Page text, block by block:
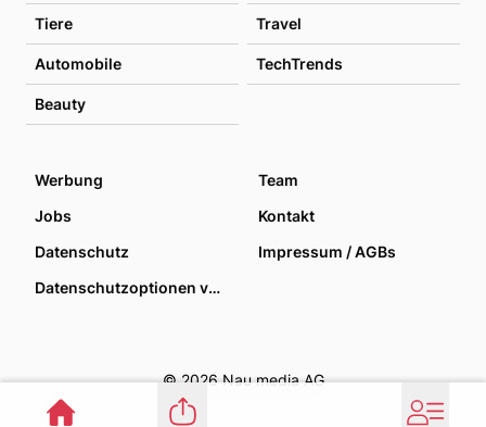
Tiere Travel
Automobile TechTrends
Beauty
Werbung
Team
Jobs
Kontakt
Datenschutz
Impressum / AGBs
Datenschutzoptionen verwalten
© 2026 Nau media AG